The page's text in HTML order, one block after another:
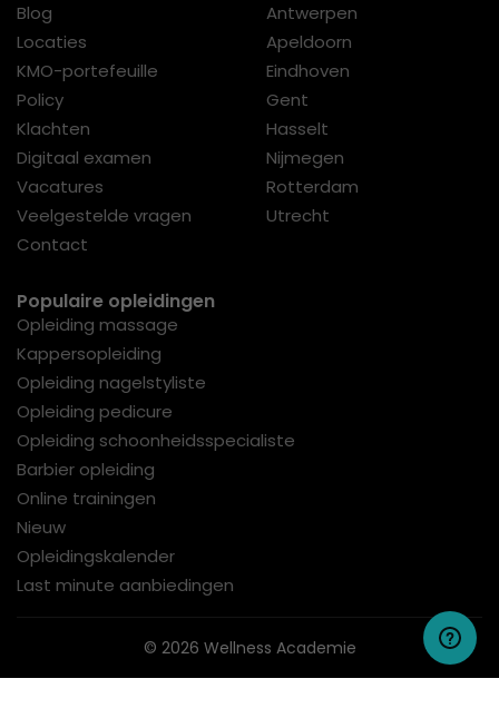
Blog
Locaties
KMO-portefeuille
Policy
Klachten
Digitaal examen
Vacatures
Veelgestelde vragen
Contact
Antwerpen
Apeldoorn
Eindhoven
Gent
Hasselt
Nijmegen
Rotterdam
Utrecht
Populaire opleidingen
Opleiding massage
Kappersopleiding
Opleiding nagelstyliste
Opleiding pedicure
Opleiding schoonheidsspecialiste
Barbier opleiding
Online trainingen
Nieuw
Opleidingskalender
Last minute aanbiedingen
© 2026 Wellness Academie